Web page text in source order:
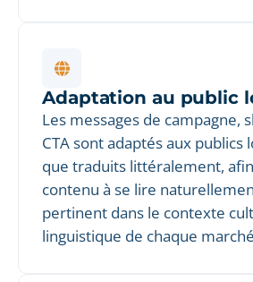
Adaptation au public
Les messages de campagne,
CTA sont adaptés aux publics
que traduits littéralement,
contenu à se lire
pertinent dans le contexte
linguistique de chaque